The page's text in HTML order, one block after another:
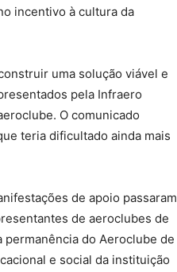
incentivo à cultura da
uma solução viável e
pela Infraero
O comunicado
teria dificultado ainda mais
de apoio passaram
de aeroclubes de
do Aeroclube de
e social da instituição